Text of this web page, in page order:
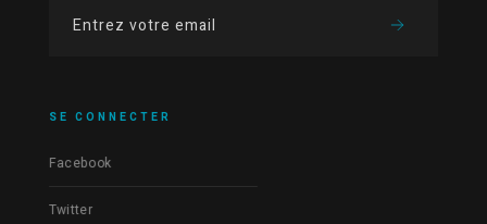
SE CONNECTER
Facebook
Twitter